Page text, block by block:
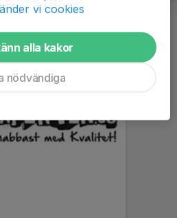
vi cookies
alla kakor
nödvändiga